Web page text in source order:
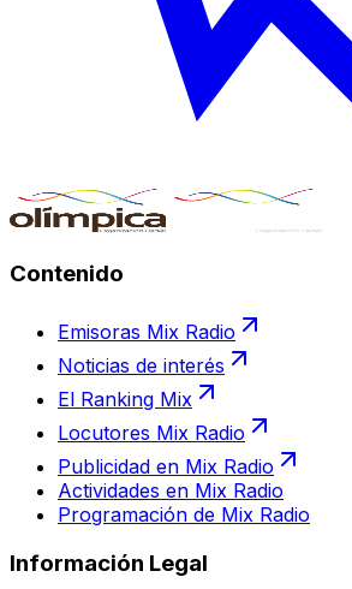
Contenido
Emisoras Mix Radio
Noticias de interés
El Ranking Mix
Locutores Mix Radio
Publicidad en Mix Radio
Actividades en Mix Radio
Programación de Mix Radio
Información Legal